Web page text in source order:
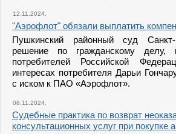
12.11.2024.
"Аэрофлот" обязали выплатить
Пушкинский районный суд Санкт-
решение по гражданскому
потребителей Российской
интересах потребителя Дарьи
с иском к ПАО «Аэрофлот».
08.11.2024.
Судебные практика по возврат
консультационных услуг при покупке